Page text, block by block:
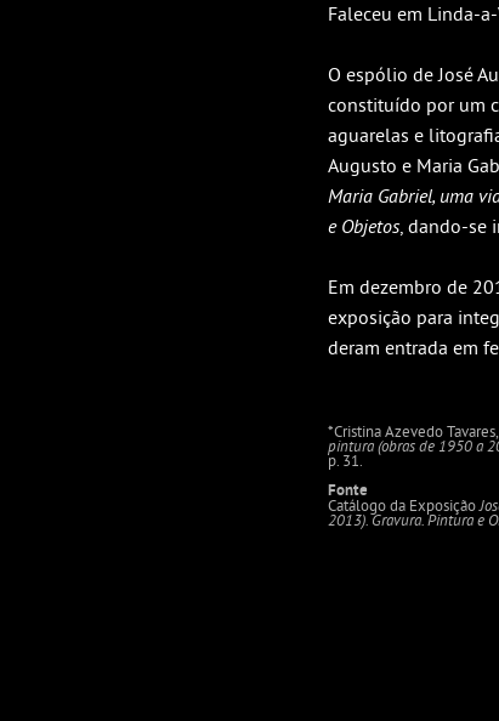
Faleceu em Linda-
O espólio de José
constituído por um
aguarelas e
Augusto e Maria
Maria Gabriel, uma
e Objetos, dando-se
Em dezembro de
exposição para
deram entrada em
*Cristina Azevedo
pintura (obras de 1950 a
p. 31.
Fonte
Catálogo da Exposição
2013). Gravura. Pintura e